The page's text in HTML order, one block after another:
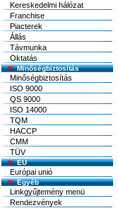
Kereskedelmi hálózat
Franchise
Piacterek
Állás
Távmunka
Oktatás
Minőségbiztosítás
Minőségbiztosítás
ISO 9000
QS 9000
ISO 14000
TQM
HACCP
CMM
TÜV
EU
Európai unió
Egyéb
Linkgyűjtemény menü
Rendezvények